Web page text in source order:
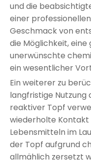
und die
einer
Geschmack von
die Möglichkeit,
unerwünschte
ein wesentlicher
Ein weiterer zu
langfristige Nutzung
reaktiver Topf
wiederholte
Lebensmitteln im
der Topf aufgrund
allmählich zersetzt